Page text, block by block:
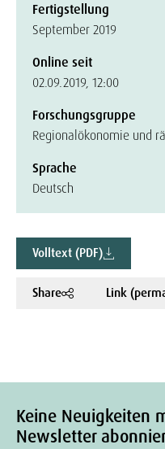
Fertigstellung
September 2019
Online seit
02.09.2019, 12:00
Forschungsgruppe
Regionalökonomie und
Sprache
Deutsch
Volltext (PDF)
Share Link
Keine Neuigkeiten
Newsletter